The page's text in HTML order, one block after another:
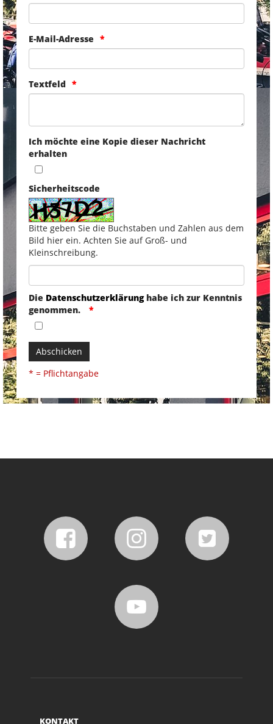
E-Mail-Adresse
Textfeld
Ich möchte eine Kopie dieser Nachricht
erhalten
Sicherheitscode
Bitte geben Sie die Buchstaben und Zahlen aus dem
Bild hier ein. Achten Sie auf Groß- und
Kleinschreibung.
Die Datenschutzerklärunghabe ich zur Kenntnis
genommen.
Abschicken
* = Pflichtangabe
KONTAKT